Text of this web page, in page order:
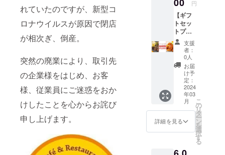
れていたのですが、新型コ
ロナウイルスが原因で閉店
が相次ぎ、倒産。
突然の廃業により、取引先
の企業様をはじめ、お客
様、従業員にご迷惑をおか
けしたことを心からお詫び
申し上げます。
商品の
ラベル
に表記
されま
す。 商
品開封
前には
必ずお
届けの
リター
ンに貼
付され
たラベ
ルや注
意書き
はタン
ドリー
チキン
のみと
なり、
画像は
出来上
がりイ
メージ
です。
盛り付
けはア
レンジ
してお
楽しみ
及び添
円
【ギフ
トセッ
トプラ
ン】
ジャー
クチキ
ン2食
分/タン
ドリー
チキン2
食分を
お届け
いたし
ます。
※チキン
1食分
あたり
支援
者：
0人
お届
け予
定：
2024
年03
月
詳細を見る
こ
の
リ
タ
ー
ン
を
選
択
す
る